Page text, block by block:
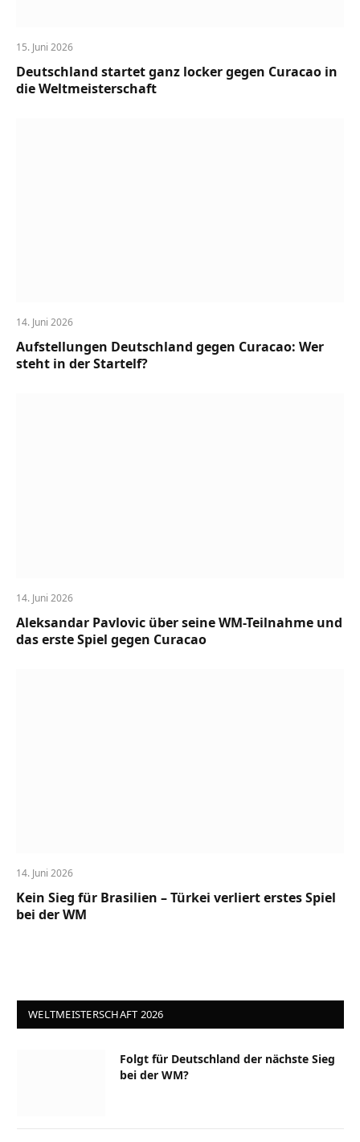
15. Juni 2026
Deutschland startet ganz locker gegen Curacao in
die Weltmeisterschaft
14. Juni 2026
Aufstellungen Deutschland gegen Curacao: Wer
steht in der Startelf?
14. Juni 2026
Aleksandar Pavlovic über seine WM-Teilnahme und
das erste Spiel gegen Curacao
14. Juni 2026
Kein Sieg für Brasilien – Türkei verliert erstes Spiel
bei der WM
WELTMEISTERSCHAFT 2026
Folgt für Deutschland der nächste Sieg
bei der WM?